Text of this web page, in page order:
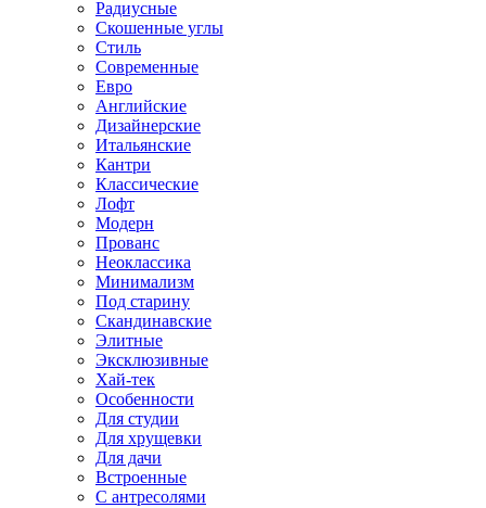
Радиусные
Скошенные углы
Стиль
Современные
Евро
Английские
Дизайнерские
Итальянские
Кантри
Классические
Лофт
Модерн
Прованс
Неоклассика
Минимализм
Под старину
Скандинавские
Элитные
Эксклюзивные
Хай-тек
Особенности
Для студии
Для хрущевки
Для дачи
Встроенные
С антресолями